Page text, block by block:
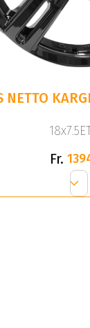
NETTO
Fr.